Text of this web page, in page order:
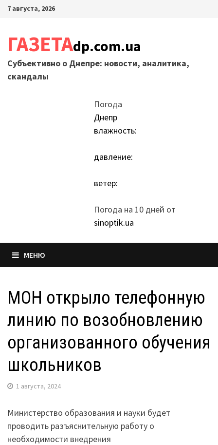
Перейти
7 августа, 2026
ГАЗЕТАdp.com.ua
Субъективно о Днепре: новости, аналитика,
скандалы
Погода
Днепр
влажность:
давление:
ветер:
Погода на 10 дней от
sinoptik.ua
МЕНЮ
МОН открыло телефонную
линию по возобновлению
организованного обучения
школьников
1 августа, 2024
Министерство образования и науки будет
проводить разъяснительную работу о
необходимости внедрения